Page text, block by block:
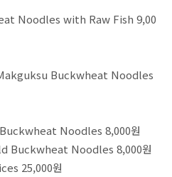
Noodles with Raw Fish 9,00
Buckwheat Noodles
Noodles 8,000원
Buckwheat Noodles 8,000원
25,000원